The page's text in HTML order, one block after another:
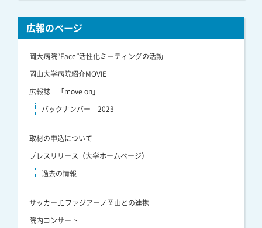
広報のページ
岡大病院“Face”活性化ミーティングの活動
岡山大学病院紹介MOVIE
広報誌 「move on」
バックナンバー 2023
取材の申込について
プレスリリース（大学ホームページ）
過去の情報
サッカーJ1ファジアーノ岡山との連携
院内コンサート